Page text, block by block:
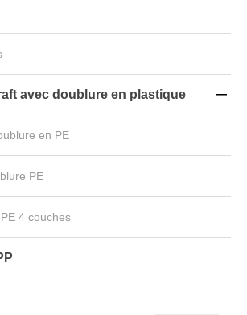
avec doublure en plastique 
en PE
PE
4 couches